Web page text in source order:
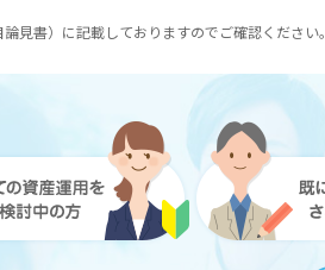
見書）に記載しておりますのでご確認ください。